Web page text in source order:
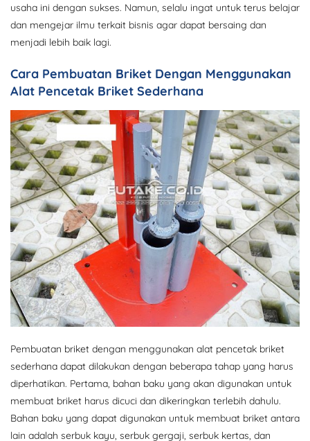
usaha ini dengan sukses. Namun, selalu ingat untuk terus belajar
dan mengejar ilmu terkait bisnis agar dapat bersaing dan
menjadi lebih baik lagi.
Cara Pembuatan Briket Dengan Menggunakan
Alat Pencetak Briket Sederhana
Pembuatan briket dengan menggunakan alat pencetak briket
sederhana dapat dilakukan dengan beberapa tahap yang harus
diperhatikan. Pertama, bahan baku yang akan digunakan untuk
membuat briket harus dicuci dan dikeringkan terlebih dahulu.
Bahan baku yang dapat digunakan untuk membuat briket antara
lain adalah serbuk kayu, serbuk gergaji, serbuk kertas, dan